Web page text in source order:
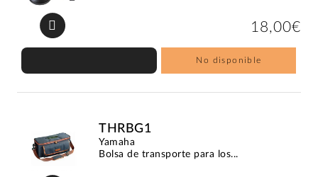
18,00€
No disponible
THRBG1
Yamaha
Bolsa de transporte para los...